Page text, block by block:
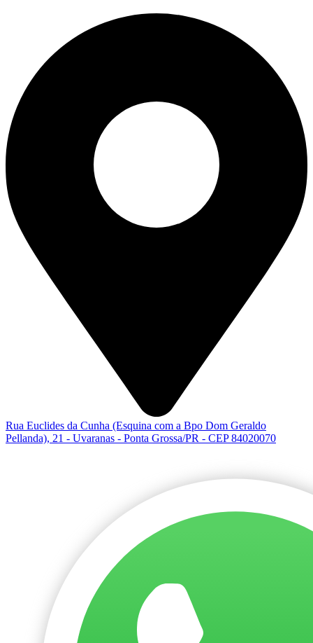
Rua Euclides da Cunha (Esquina com a Bpo Dom Geraldo
Pellanda), 21 - Uvaranas - Ponta Grossa/PR - CEP 84020070